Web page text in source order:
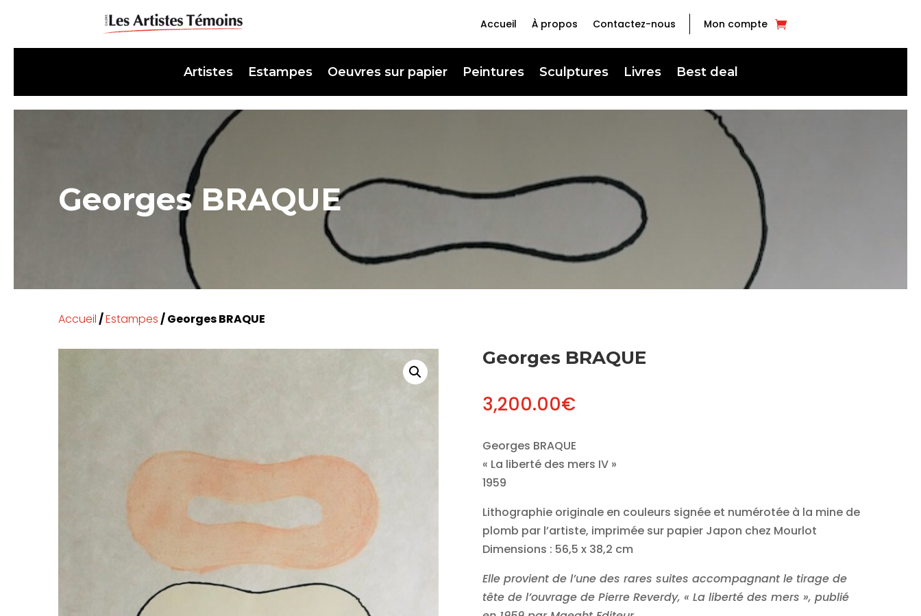
Accueil À propos Contactez-nous Mon compte
Artistes Estampes Oeuvres sur papier Peintures Sculptures Livres Best deal
Georges BRAQUE
Accueil/Estampes/ Georges BRAQUE
Georges BRAQUE
3,200.00€
Georges BRAQUE
« La liberté des mers IV »
1959
Lithographie originale en couleurs signée et numérotée à la mine de
plomb par l’artiste, imprimée sur papier Japon chez Mourlot
Dimensions : 56,5 x 38,2 cm
Elle provient de l’une des rares suites accompagnant le tirage de
tête de l’ouvrage de Pierre Reverdy, « La liberté des mers », publié